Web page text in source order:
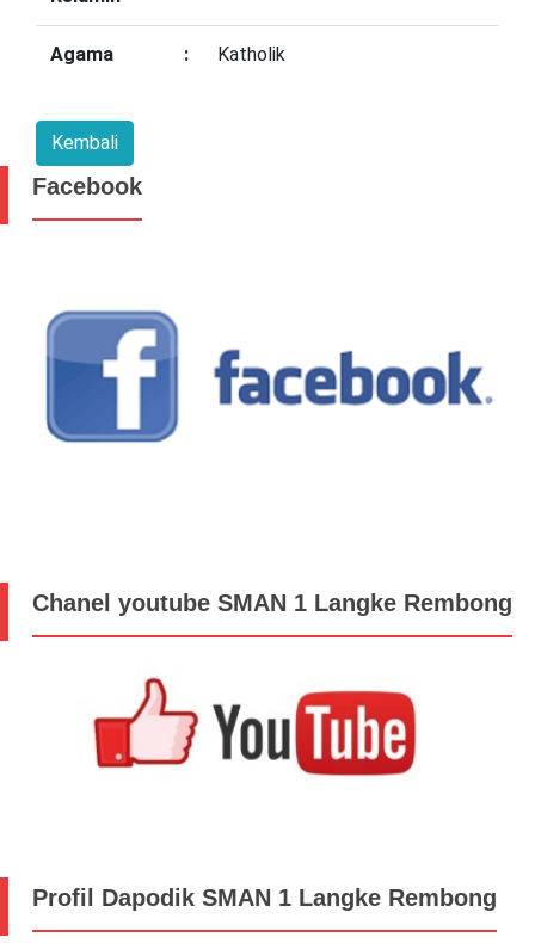
Agama : Katholik
Facebook
Chanel youtube SMAN 1 Langke Rembong
Profil Dapodik SMAN 1 Langke Rembong